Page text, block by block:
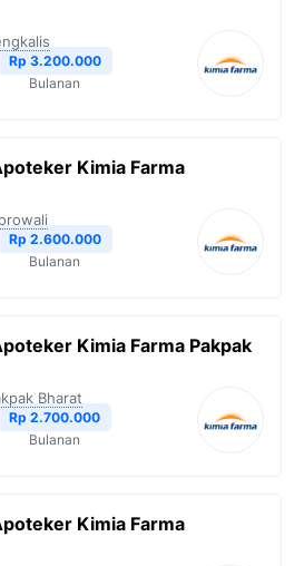
n
k
Rp 3.200.000
Bulanan
Kimia Farma
Rp 2.600.000
Bulanan
Kimia Farma Pakpak
Bharat
Rp 2.700.000
Bulanan
Kimia Farma